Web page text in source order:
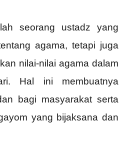
seorang ustadz yang
agama, tetapi juga
nilai-nilai agama dalam
Hal ini membuatnya
bagi masyarakat serta
yang bijaksana dan